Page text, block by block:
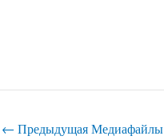
← Предыдущая Медиафайлы